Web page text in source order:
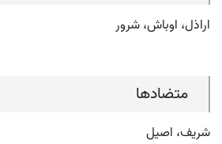
اراذل، اوباش، شرور
متضادها
شریف، اصیل